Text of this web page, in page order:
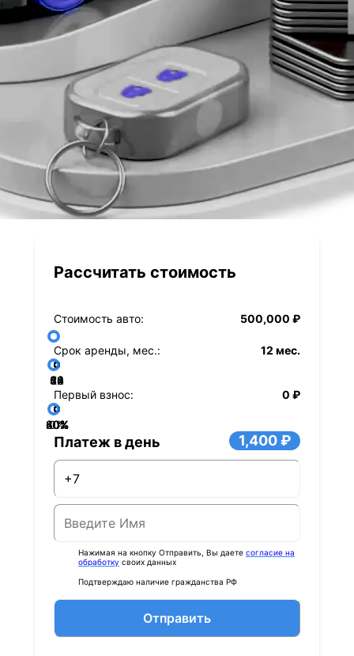
Рассчитать стоимость
Стоимость авто: 500,000 ₽
Срок аренды, мес.: 12 мес.
12
24
36
48
60
72
84
Первый взнос:
0 ₽
0%
20%
40%
60%
80%
Платеж в день 1,400 ₽
Нажимая на кнопку Отправить, Вы даете согласие на
обработку своих данных
Подтверждаю наличие гражданства РФ
Отправить